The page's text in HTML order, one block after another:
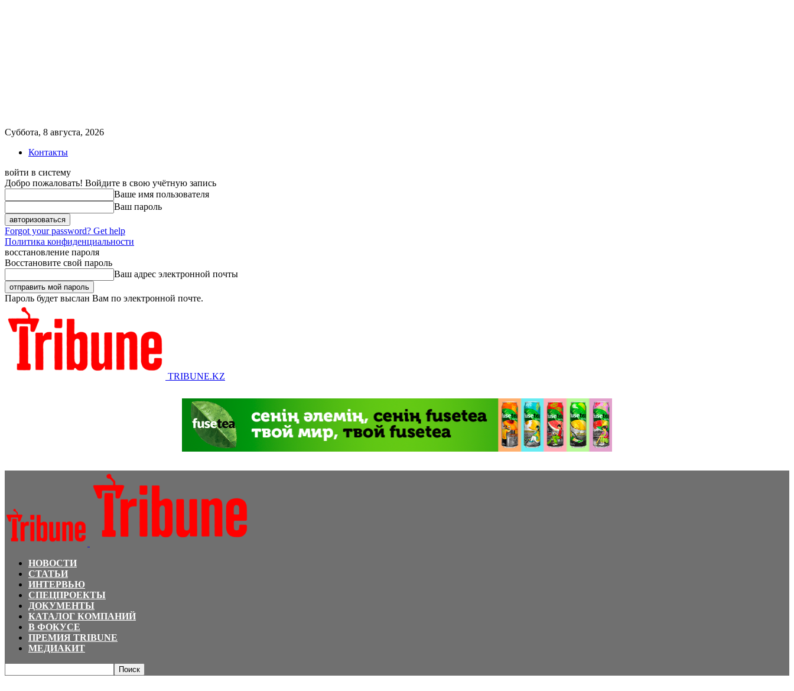
Суббота, 8 августа, 2026
Контакты
войти в систему
Добро пожаловать! Войдите в свою учётную запись
Ваше имя пользователя
Ваш пароль
Forgot your password? Get help
Политика конфиденциальности
восстановление пароля
Восстановите свой пароль
Ваш адрес электронной почты
Пароль будет выслан Вам по электронной почте.
TRIBUNE.KZ
НОВОСТИ
СТАТЬИ
ИНТЕРВЬЮ
СПЕЦПРОЕКТЫ
ДОКУМЕНТЫ
КАТАЛОГ КОМПАНИЙ
В ФОКУСЕ
ПРЕМИЯ TRIBUNE
МЕДИАКИТ